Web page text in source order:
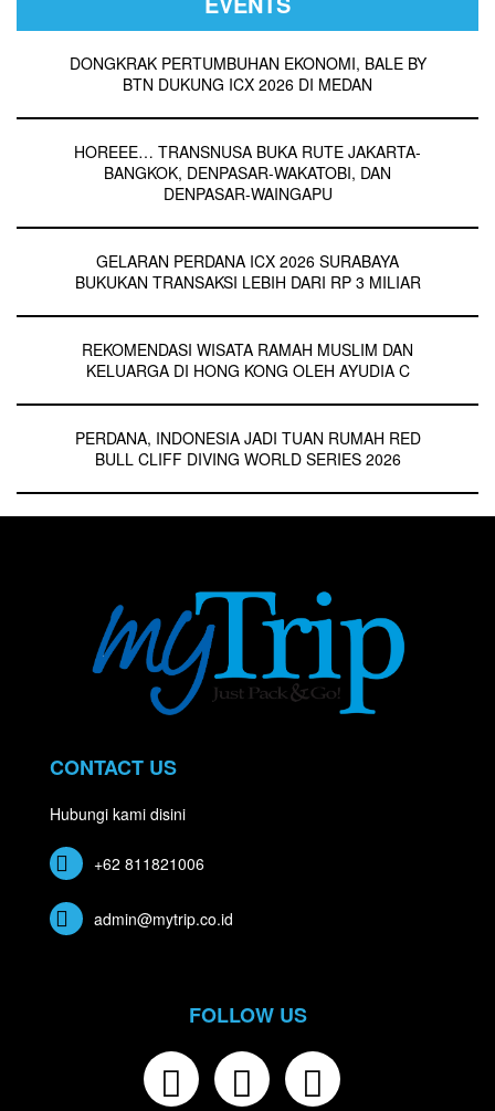
DONGKRAK PERTUMBUHAN EKONOMI, BALE BY
BTN DUKUNG ICX 2026 DI MEDAN
HOREEE… TRANSNUSA BUKA RUTE JAKARTA-
BANGKOK, DENPASAR-WAKATOBI, DAN
DENPASAR-WAINGAPU
GELARAN PERDANA ICX 2026 SURABAYA
BUKUKAN TRANSAKSI LEBIH DARI RP 3 MILIAR
REKOMENDASI WISATA RAMAH MUSLIM DAN
KELUARGA DI HONG KONG OLEH AYUDIA C
PERDANA, INDONESIA JADI TUAN RUMAH RED
BULL CLIFF DIVING WORLD SERIES 2026
CONTACT US
Hubungi kami disini
+62 811821006
admin@mytrip.co.id
FOLLOW US